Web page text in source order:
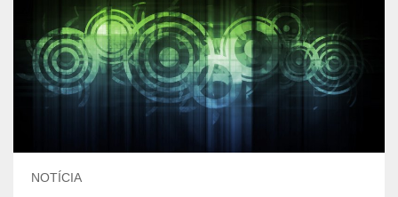
NOTÍCIA